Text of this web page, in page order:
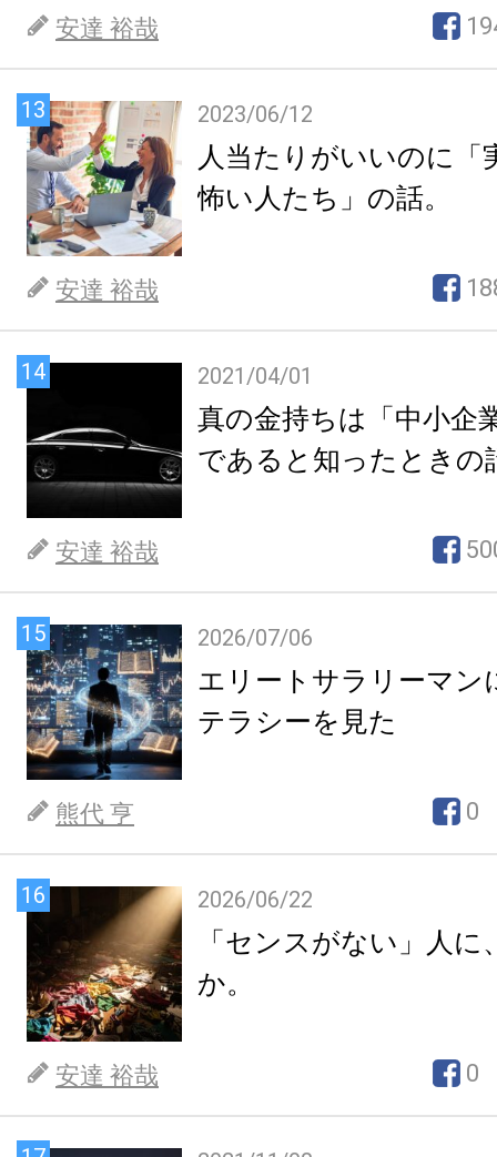
安達 裕哉
13 2023/06/12
人当たりがいいのに「
怖い人たち」の話。
安達 裕哉
14 2021/04/01
真の金持ちは「中小企
であると知ったときの
安達 裕哉
15 2026/07/06
エリートサラリーマン
テラシーを見た
熊代 亨 0
16 2026/06/22
「センスがない」人
か。
安達 裕哉 0